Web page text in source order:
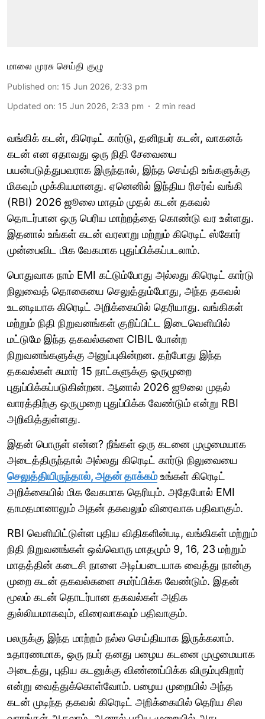
மாலை முரசு செய்தி குழு
Published on: 15 Jun 2026, 2:33 pm
Updated on: 15 Jun 2026, 2:33 pm 2 min read
வங்கிக் கடன், கிரெடிட் கார்டு, தனிநபர் கடன், வாகனக்
கடன் என ஏதாவது ஒரு நிதி சேவையை
பயன்படுத்துபவராக இருந்தால், இந்த செய்தி உங்களுக்கு
மிகவும் முக்கியமானது. ஏனெனில் இந்திய ரிசர்வ் வங்கி
(RBI) 2026 ஜூலை மாதம் முதல் கடன் தகவல்
தொடர்பான ஒரு பெரிய மாற்றத்தை கொண்டு வர உள்ளது.
இதனால் உங்கள் கடன் வரலாறு மற்றும் கிரெடிட் ஸ்கோர்
முன்பைவிட மிக வேகமாக புதுப்பிக்கப்படலாம்.
பொதுவாக நாம் EMI கட்டும்போது அல்லது கிரெடிட் கார்டு
நிலுவைத் தொகையை செலுத்தும்போது, அந்த தகவல்
உடனடியாக கிரெடிட் அறிக்கையில் தெரியாது. வங்கிகள்
மற்றும் நிதி நிறுவனங்கள் குறிப்பிட்ட இடைவெளியில்
மட்டுமே இந்த தகவல்களை CIBIL போன்ற
நிறுவனங்களுக்கு அனுப்புகின்றன. தற்போது இந்த
தகவல்கள் சுமார் 15 நாட்களுக்கு ஒருமுறை
புதுப்பிக்கப்படுகின்றன. ஆனால் 2026 ஜூலை முதல்
வாரத்திற்கு ஒருமுறை புதுப்பிக்க வேண்டும் என்று RBI
அறிவித்துள்ளது.
இதன் பொருள் என்ன? நீங்கள் ஒரு கடனை முழுமையாக
அடைத்திருந்தால் அல்லது கிரெடிட் கார்டு நிலுவையை
செலுத்தியிருந்தால், அதன் தாக்கம்உங்கள் கிரெடிட்
அறிக்கையில் மிக வேகமாக தெரியும். அதேபோல் EMI
தாமதமானாலும் அதன் தகவலும் விரைவாக பதிவாகும்.
RBI வெளியிட்டுள்ள புதிய விதிகளின்படி, வங்கிகள் மற்றும்
நிதி நிறுவனங்கள் ஒவ்வொரு மாதமும் 9, 16, 23 மற்றும்
மாதத்தின் கடைசி நாளை அடிப்படையாக வைத்து நான்கு
முறை கடன் தகவல்களை சமர்ப்பிக்க வேண்டும். இதன்
மூலம் கடன் தொடர்பான தகவல்கள் அதிக
துல்லியமாகவும், விரைவாகவும் பதிவாகும்.
பலருக்கு இந்த மாற்றம் நல்ல செய்தியாக இருக்கலாம்.
உதாரணமாக, ஒரு நபர் தனது பழைய கடனை முழுமையாக
அடைத்து, புதிய கடனுக்கு விண்ணப்பிக்க விரும்புகிறார்
என்று வைத்துக்கொள்வோம். பழைய முறையில் அந்த
கடன் முடிந்த தகவல் கிரெடிட் அறிக்கையில் தெரிய சில